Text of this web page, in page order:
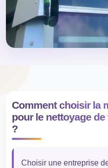
Comment choisir la
pour le nettoyage
?
Choisir une entreprise